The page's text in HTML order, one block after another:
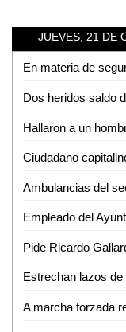
JUEVES, 21 DE
Hallaron a un
Pide Ricardo